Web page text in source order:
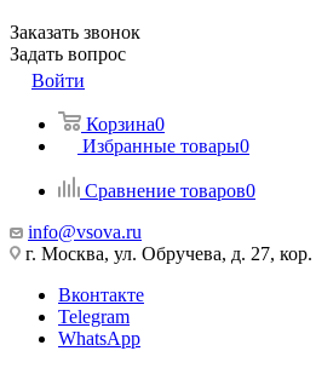
Заказать звонок
Задать вопрос
Войти
Корзина0
Избранные товары0
Сравнение товаров0
info@vsova.ru
г. Москва, ул. Обручева, д. 27,
Вконтакте
Telegram
WhatsApp